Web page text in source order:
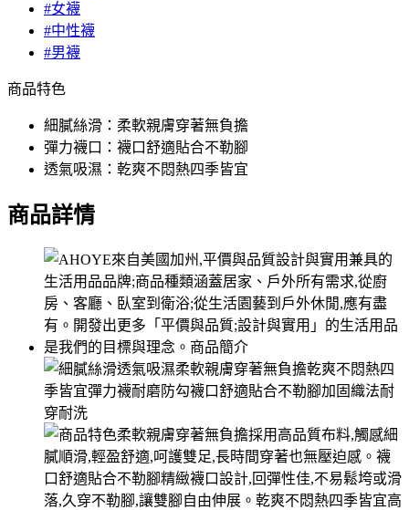
#女襪
#中性襪
#男襪
商品特色
細膩絲滑：柔軟親膚穿著無負擔
彈力襪口：襪口舒適貼合不勒腳
透氣吸濕：乾爽不悶熱四季皆宜
商品詳情